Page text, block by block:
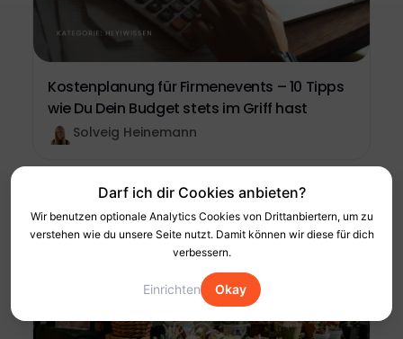
Kostenplanung für Firmenevents – 10 Tipps
wie Du Dein Budget stets im Griff hast
Solveig Heinemann
Darf ich dir Cookies anbieten?
Wir benutzen optionale Analytics Cookies von Drittanbiertern, um zu
verstehen wie du unsere Seite nutzt. Damit können wir diese für dich
verbessern.
Einrichten Okay